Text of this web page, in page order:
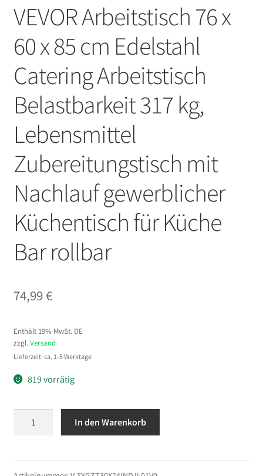
VEVOR Arbeitstisch 76 x
60 x 85 cm Edelstahl
Catering Arbeitstisch
Belastbarkeit 317 kg,
Lebensmittel
Zubereitungstisch mit
Nachlauf gewerblicher
Küchentisch für Küche
Bar rollbar
74,99€
Enthält 19% MwSt. DE
zzgl. Versand
Lieferzeit: ca. 1-5 Werktage
819 vorrätig
In den Warenkorb